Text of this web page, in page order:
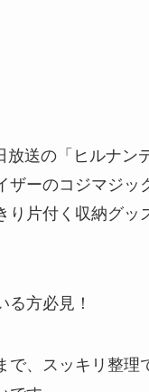
放送の「ヒルナン
ザーのコジマジッ
り片付く収納グッ
る方必見！
で、スッキリ整理